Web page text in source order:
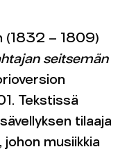
(1832 – 1809)
seitsemän
Tekstissä
tilaaja
musiikkia